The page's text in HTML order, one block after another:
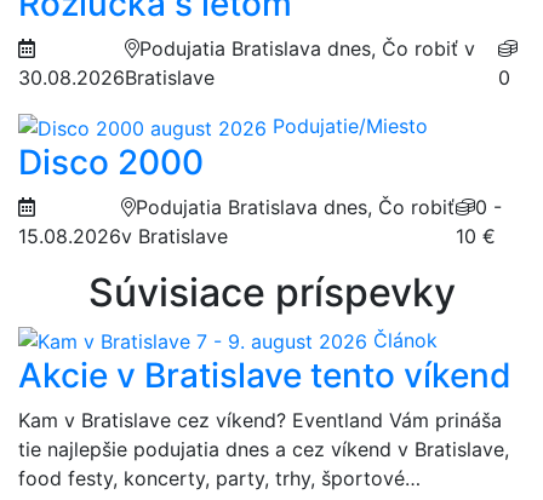
30.08.2026
Podujatia Bratislava dnes, Čo robiť v
Bratislave
0
Podujatie/Miesto
Disco 2000
15.08.2026
Podujatia Bratislava dnes, Čo robiť
v Bratislave
0 -
10 €
Súvisiace príspevky
Článok
Akcie v Bratislave tento víkend
Kam v Bratislave cez víkend? Eventland Vám prináša
tie najlepšie podujatia dnes a cez víkend v Bratislave,
food festy, koncerty, party, trhy, športové…